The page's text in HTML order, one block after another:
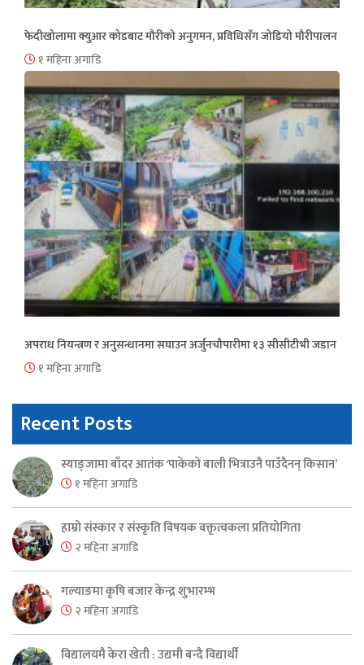
फेदीखोलामा क्युआर कोडबाट मौरीको अनुगमन, प्रविधिसँग जोडियो मौरीपालन
१ महिना अगाडि
अपराध नियन्त्रण र अनुसन्धानमा सघाउन अर्जुनचौपारीमा १३ सीसीटीभी जडान
१ महिना अगाडि
Recent Posts
स्याङ्जामा बाँदर आतंक ‘पाकेको बाली भित्राउनै पाउँदैनन् किसान’
१ महिना अगाडि
हाम्रो संस्कार र संस्कृति विषयक वक्तृत्वकला प्रतियोगिता
२ महिना अगाडि
गल्याङमा कृषि बजार केन्द्र शुभारम्भ
२ महिना अगाडि
विद्यालयमै केरा खेती : उद्यमी बन्दै विद्यार्थी